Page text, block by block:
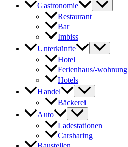
Gastronomie
Restaurant
Bar
Imbiss
Unterkünfte
Hotel
Ferienhaus/-wohnung
Hotels
Handel
Bäckerei
Auto
Ladestationen
Carsharing